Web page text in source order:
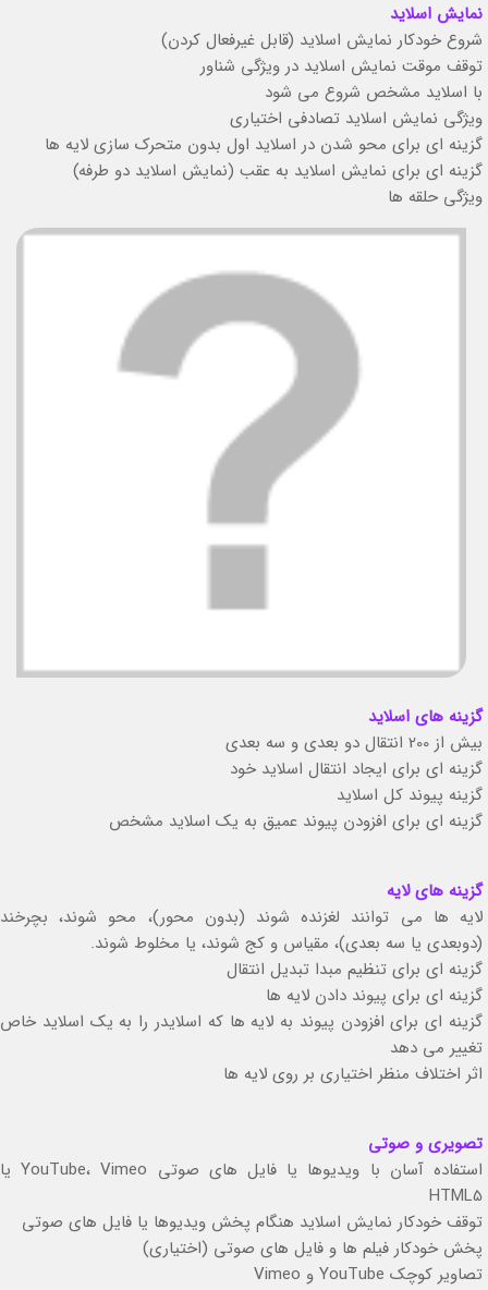
نمایش اسلاید
شروع خودکار نمایش اسلاید (قابل غیرفعال کردن)
توقف موقت نمایش اسلاید در ویژگی شناور
با اسلاید مشخص شروع می شود
ویژگی نمایش اسلاید تصادفی اختیاری
گزینه ای برای محو شدن در اسلاید اول بدون متحرک سازی لایه ها
گزینه ای برای نمایش اسلاید به عقب (نمایش اسلاید دو طرفه)
ویژگی حلقه ها
گزینه های اسلاید
بیش از 200 انتقال دو بعدی و سه بعدی
گزینه ای برای ایجاد انتقال اسلاید خود
گزینه پیوند کل اسلاید
گزینه ای برای افزودن پیوند عمیق به یک اسلاید مشخص
گزینه های لایه
لایه ها می توانند لغزنده شوند (بدون محور)، محو شوند، بچرخند
(دوبعدی یا سه بعدی)، مقیاس و کج شوند، یا مخلوط شوند.
گزینه ای برای تنظیم مبدا تبدیل انتقال
گزینه ای برای پیوند دادن لایه ها
گزینه ای برای افزودن پیوند به لایه ها که اسلایدر را به یک اسلاید خاص
تغییر می دهد
اثر اختلاف منظر اختیاری بر روی لایه ها
تصویری و صوتی
استفاده آسان با ویدیوها یا فایل های صوتی YouTube، Vimeo یا
HTML5
توقف خودکار نمایش اسلاید هنگام پخش ویدیوها یا فایل های صوتی
پخش خودکار فیلم ها و فایل های صوتی (اختیاری)
تصاویر کوچک YouTube و Vimeo